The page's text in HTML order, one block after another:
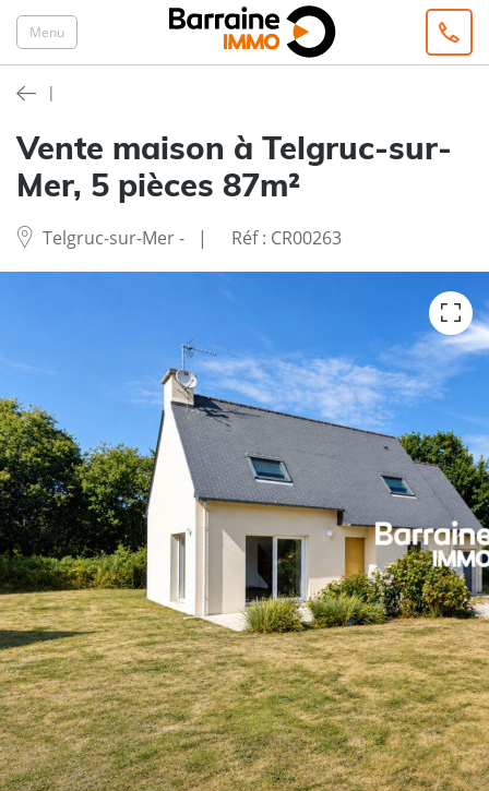
Menu
Vente maison à Telgruc-sur-
Mer, 5 pièces 87m²
Telgruc-sur-Mer- Réf : CR00263
294 000 € *
Barraine Immo – Agence immobilière à Crozon
46 Rue Alsace Lorraine